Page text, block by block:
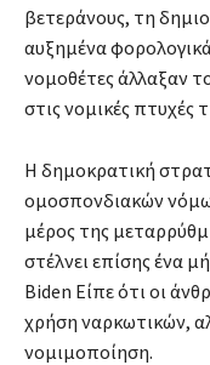
βετεράνους, τη
αυξημένα
νομοθέτες άλλαξαν
στις νομικές πτυχές
Η δημοκρατική
ομοσπονδιακών
μέρος της
στέλνει επίσης ένα
Biden Είπε ότι οι
χρήση ναρκωτικών,
νομιμοποίηση.